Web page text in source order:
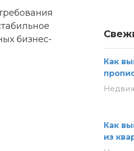
бизнес-
Как
Как
из